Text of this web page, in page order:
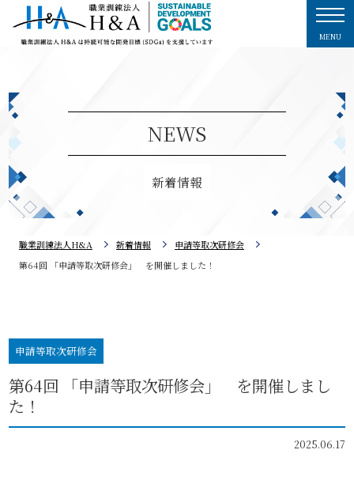
MENU
NEWS
新着情報
職業訓練法人H&A 新着情報
申請等取次研修会
第64回 「申請等取次研修会」 を開催しました！
申請等取次研修会
第64回 「申請等取次研修会」 を開催しまし
た！
2025.06.17